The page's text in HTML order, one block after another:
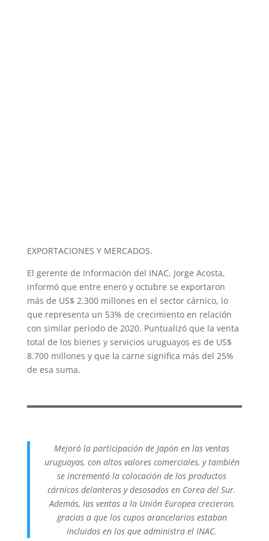
EXPORTACIONES Y MERCADOS.
El gerente de Información del INAC, Jorge Acosta,
informó que entre enero y octubre se exportaron
más de US$ 2.300 millones en el sector cárnico, lo
que representa un 53% de crecimiento en relación
con similar período de 2020. Puntualizó que la venta
total de los bienes y servicios uruguayos es de US$
8.700 millones y que la carne significa más del 25%
de esa suma.
Mejoró la participación de Japón en las ventas
uruguayas, con altos valores comerciales, y también
se incrementó la colocación de los productos
cárnicos delanteros y desosados en Corea del Sur.
Además, las ventas a la Unión Europea crecieron,
gracias a que los cupos arancelarios estaban
incluidos en los que administra el INAC.